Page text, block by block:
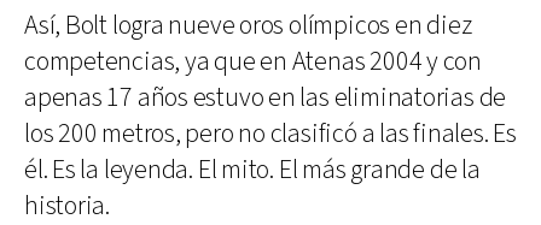
Así, Bolt logra nueve oros olímpicos en diez
competencias, ya que en Atenas 2004 y con
apenas 17 años estuvo en las eliminatorias de
los 200 metros, pero no clasificó a las finales. Es
él. Es la leyenda. El mito. El más grande de la
historia.